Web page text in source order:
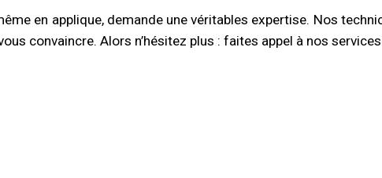
en applique, demande une véritables expertise. Nos
convaincre. Alors n’hésitez plus : faites appel à nos